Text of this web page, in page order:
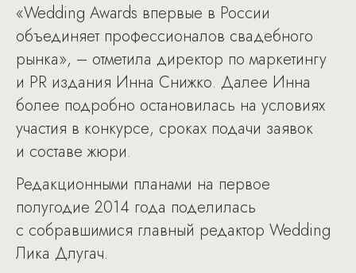
«Wedding Awards впервые в России
объединяет профессионалов свадебного
рынка», – отметила директор по маркетингу
и PR издания Инна Снижко. Далее Инна
более подробно остановилась на условиях
участия в конкурсе, сроках подачи заявок
и составе жюри.
Редакционными планами на первое
полугодие 2014 года поделилась
с собравшимися главный редактор Wedding
Лика Длугач.